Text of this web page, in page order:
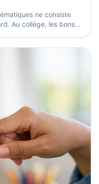
ne consiste
Au collège, les bons